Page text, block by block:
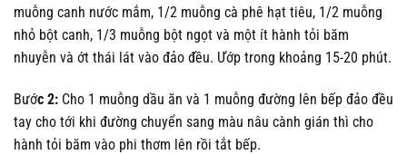
muỗng canh nước mắm, 1/2 muỗng cà phê hạt tiêu, 1/2 muỗng
nhỏ bột canh, 1/3 muỗng bột ngọt và một ít hành tỏi băm
nhuyễn và ớt thái lát vào đảo đều. Ướp trong khoảng 15-20 phút.
Bước 2: Cho 1 muỗng dầu ăn và 1 muỗng đường lên bếp đảo đều
tay cho tới khi đường chuyển sang màu nâu cành gián thì cho
hành tỏi băm vào phi thơm lên rồi tắt bếp.